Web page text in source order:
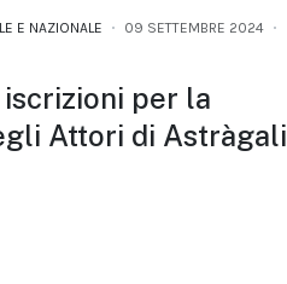
E NAZIONALE
09 SETTEMBRE 2024
per la
Attori di Astràgali